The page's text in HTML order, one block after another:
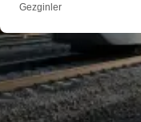
Gezginler